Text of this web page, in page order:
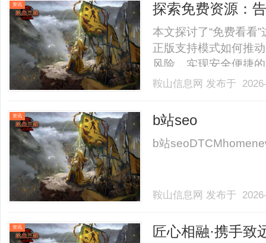
资讯 探索免费资源：
本文探讨了“免费看看
正版支持模式如何推
风险，实现安全便捷
鞍山信息网 发布于
资讯 b站seo
b站
鞍山信息网 发布于
资讯
匠心相融·携手致